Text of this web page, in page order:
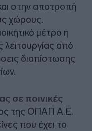
στην αποτροπή
χώρους.
μέτρο η
λειτουργίας από
διαπίστωσης
σε ποινικές
της ΟΠΑΠ Α.Ε.
που έχει το